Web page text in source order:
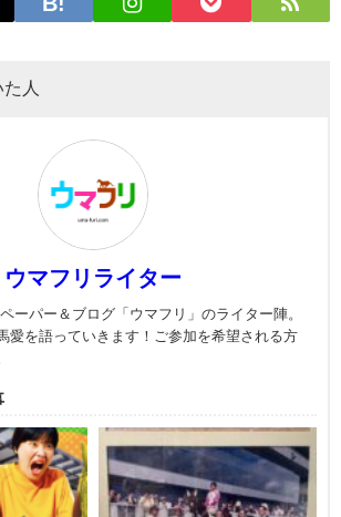
人
ウマフリライター
ーパー＆ブログ「ウマフリ」のライター陣。
愛を語っていきます！ご参加を希望される方